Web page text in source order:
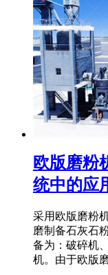
欧版磨粉
统中的应
采用欧版磨粉
磨制备石灰石
备为：破碎机
机。由于欧版